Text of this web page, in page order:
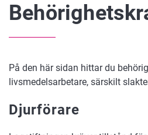
På den här sidan hittar du
livsmedelsarbetare, särskilt
Djurförare